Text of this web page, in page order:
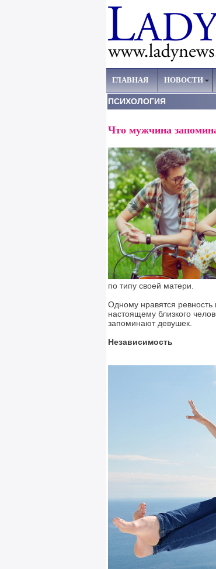
ГЛАВНАЯ НОВОСТИ
ПСИХОЛОГИЯ
Что мужчина
по типу своей матери.
Одному нравятся ревность
настоящему близкого
запоминают девушек.
Независимость